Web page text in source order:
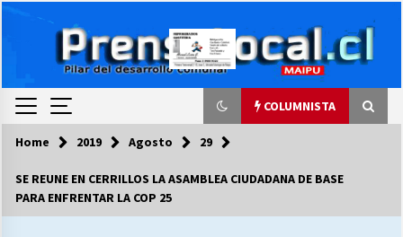
COLUMNISTA
COLUMNISTA
Home 2019 Agosto 29
SE REUNE EN CERRILLOS LA ASAMBLEA CIUDADANA DE BASE
PARA ENFRENTAR LA COP 25